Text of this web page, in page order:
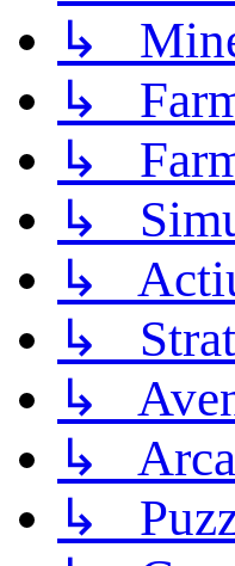
↳
↳
↳
↳
↳
↳
↳
↳
↳